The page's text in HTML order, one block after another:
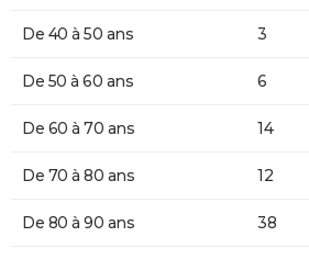
De 40 à 50 ans 3
De 50 à 60 ans 6
De 60 à 70 ans 14
De 70 à 80 ans 12
De 80 à 90 ans 38